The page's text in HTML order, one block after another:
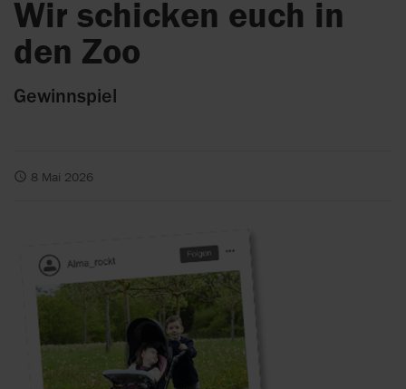
Wir schicken euch in
den Zoo
Gewinnspiel
8 Mai 2026